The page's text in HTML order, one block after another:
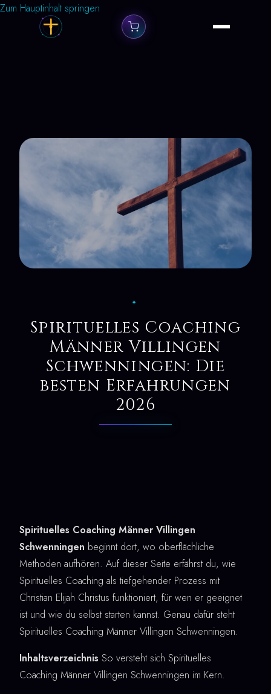
Zum Hauptinhalt springen
✦
Spirituelles Coaching
Männer Villingen
Schwenningen: Die
besten Erfahrungen
2026
Spirituelles Coaching Männer Villingen
Schwenningen beginnt dort, wo oberflächliche
Methoden aufhören. Auf dieser Seite erfährst du, wie
Spirituelles Coaching als tiefgehender Prozess mit
Christian Elijah Christus funktioniert, für wen er geeignet
ist und wie du selbst starten kannst. Genau dafür steht
Spirituelles Coaching Männer Villingen Schwenningen.
Inhaltsverzeichnis So versteht sich Spirituelles
Coaching Männer Villingen Schwenningen im Kern.